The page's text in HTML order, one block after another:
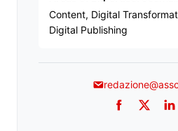
Content, Digital
Digital Publishing
Facebook
Twitter